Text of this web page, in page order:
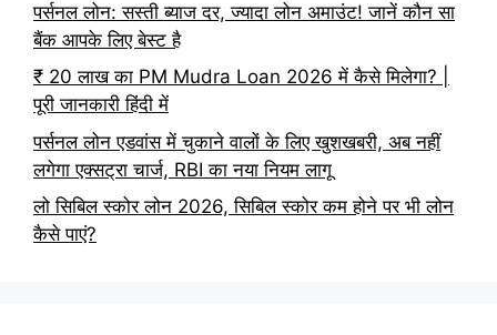
पर्सनल लोन: सस्ती ब्याज दर, ज्यादा लोन अमाउंट! जानें कौन सा
बैंक आपके लिए बेस्ट है
₹ 20 लाख का PM Mudra Loan 2026 में कैसे मिलेगा? |
पूरी जानकारी हिंदी में
पर्सनल लोन एडवांस में चुकाने वालों के लिए खुशखबरी, अब नहीं
लगेगा एक्सट्रा चार्ज, RBI का नया नियम लागू
लो सिबिल स्कोर लोन 2026, सिबिल स्कोर कम होने पर भी लोन
कैसे पाएं?